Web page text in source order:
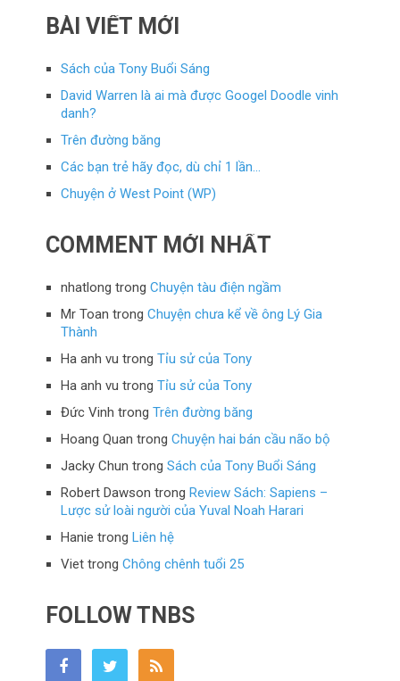
BÀI VIẾT MỚI
Sách của Tony Buổi Sáng
David Warren là ai mà được Googel Doodle vinh
danh?
Trên đường băng
Các bạn trẻ hãy đọc, dù chỉ 1 lần…
Chuyện ở West Point (WP)
COMMENT MỚI NHẤT
nhatlong trongChuyện tàu điện ngầm
Mr Toan trongChuyện chưa kể về ông Lý Gia
Thành
Ha anh vu trongTỉu sử của Tony
Ha anh vu trongTỉu sử của Tony
Đức Vinh trongTrên đường băng
Hoang Quan trongChuyện hai bán cầu não bộ
Jacky Chun trongSách của Tony Buổi Sáng
Robert Dawson trongReview Sách: Sapiens –
Lược sử loài người của Yuval Noah Harari
Hanie trongLiên hệ
Viet trongChông chênh tuổi 25
FOLLOW TNBS